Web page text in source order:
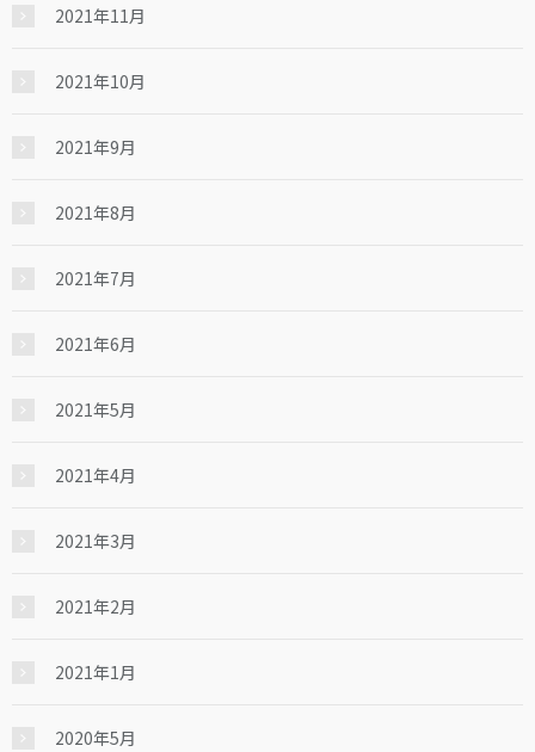
2021年11月
2021年10月
2021年9月
2021年8月
2021年7月
2021年6月
2021年5月
2021年4月
2021年3月
2021年2月
2021年1月
2020年5月